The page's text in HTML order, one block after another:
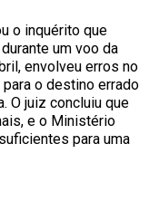
o inquérito que
um voo da
envolveu erros no
o destino errado
O juiz concluiu que
e o Ministério
para uma